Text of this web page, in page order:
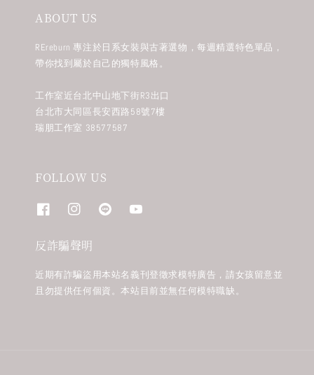
ABOUT US
REreburn 專注於日系女裝與古著選物，每週精選特色單品，
帶你找到屬於自己的獨特風格。
工作室近台北中山地下街R3出口
台北市大同區長安西路58號7樓
瑞朋工作室 38577587
FOLLOW US
反詐騙聲明
近期有詐騙盜用本站名義刊登徵求模特廣告，請女孩留意並
且勿提供任何個資。本站目前並無任何模特職缺。